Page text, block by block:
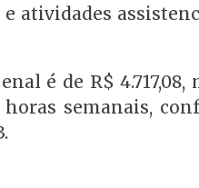
é de R$
semanais,